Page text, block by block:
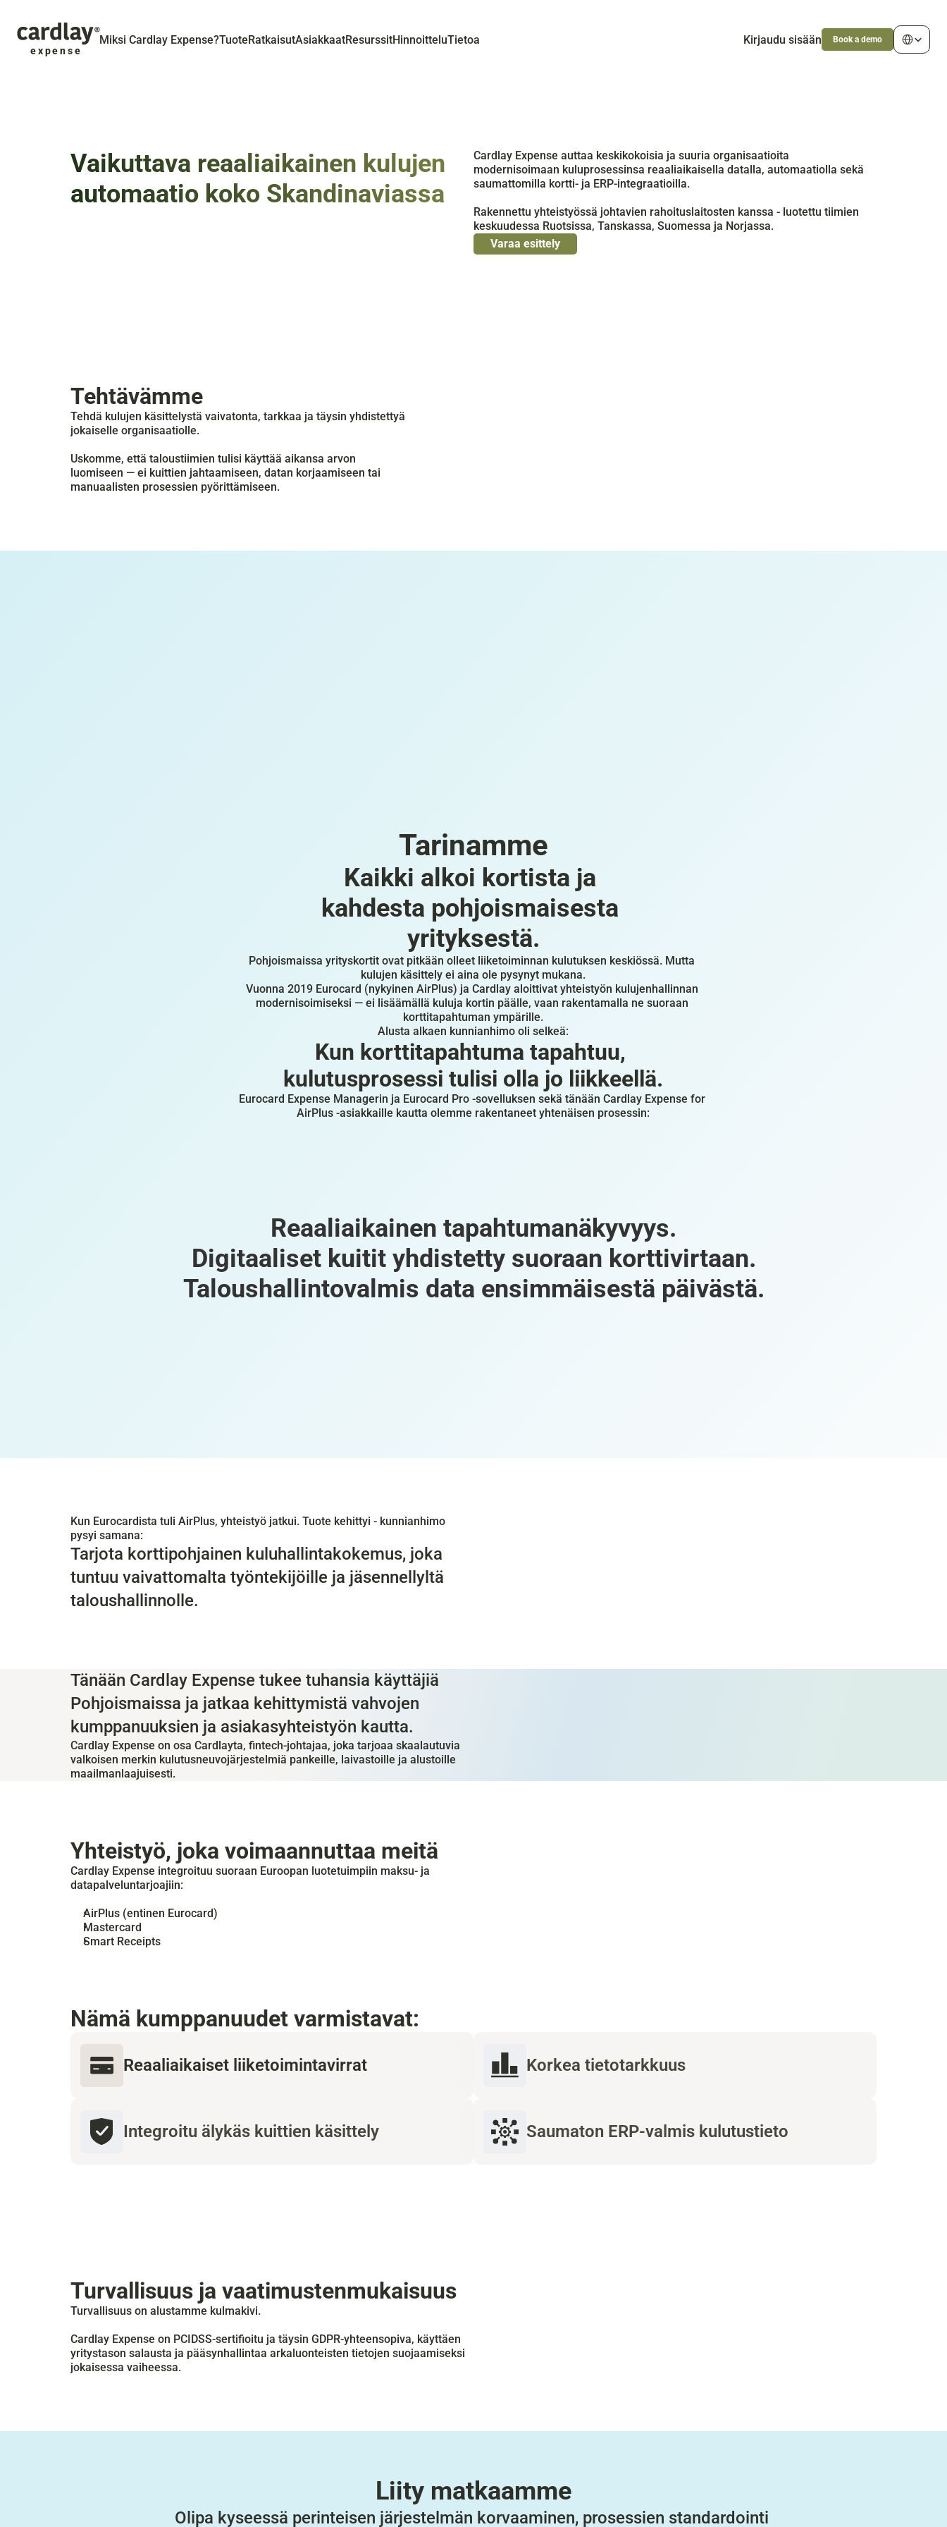
expense
Miksi Cardlay Expense?TuoteRatkaisutAsiakkaatResurssitHinnoitteluTietoa Kirjaudu sisään Book a demo
Select
Vaikuttava reaaliaikainen kulujen
automaatio koko Skandinaviassa
Cardlay Expense auttaa keskikokoisia ja suuria organisaatioita
modernisoimaan kuluprosessinsa reaaliaikaisella datalla, automaatiolla sekä
saumattomilla kortti- ja ERP-integraatioilla.
Rakennettu yhteistyössä johtavien rahoituslaitosten kanssa - luotettu tiimien
keskuudessa Ruotsissa, Tanskassa, Suomessa ja Norjassa.
Varaa esittely
Tehtävämme
Tehdä kulujen käsittelystä vaivatonta, tarkkaa ja täysin yhdistettyä
jokaiselle organisaatiolle.
Uskomme, että taloustiimien tulisi käyttää aikansa arvon
luomiseen — ei kuittien jahtaamiseen, datan korjaamiseen tai
manuaalisten prosessien pyörittämiseen.
Tarinamme
Kaikki alkoi kortista ja
kahdesta pohjoismaisesta
yrityksestä.
Pohjoismaissa yrityskortit ovat pitkään olleet liiketoiminnan kulutuksen keskiössä. Mutta
kulujen käsittely ei aina ole pysynyt mukana.
Vuonna 2019 Eurocard (nykyinen AirPlus) ja Cardlay aloittivat yhteistyön kulujenhallinnan
modernisoimiseksi — ei lisäämällä kuluja kortin päälle, vaan rakentamalla ne suoraan
korttitapahtuman ympärille.
Alusta alkaen kunnianhimo oli selkeä:
Kun korttitapahtuma tapahtuu,
kulutusprosessi tulisi olla jo liikkeellä.
Eurocard Expense Managerin ja Eurocard Pro -sovelluksen sekä tänään Cardlay Expense for
AirPlus -asiakkaille kautta olemme rakentaneet yhtenäisen prosessin:
Reaaliaikainen tapahtumanäkyvyys.
Digitaaliset kuitit yhdistetty suoraan korttivirtaan.
Taloushallintovalmis data ensimmäisestä päivästä.
Kun Eurocardista tuli AirPlus, yhteistyö jatkui. Tuote kehittyi - kunnianhimo
pysyi samana:
Tarjota korttipohjainen kuluhallintakokemus, joka
tuntuu vaivattomalta työntekijöille ja jäsennellyltä
taloushallinnolle.
Tänään Cardlay Expense tukee tuhansia käyttäjiä
Pohjoismaissa ja jatkaa kehittymistä vahvojen
kumppanuuksien ja asiakasyhteistyön kautta.
Cardlay Expense on osa Cardlayta, fintech-johtajaa, joka tarjoaa skaalautuvia
valkoisen merkin kulutusneuvojärjestelmiä pankeille, laivastoille ja alustoille
maailmanlaajuisesti.
Yhteistyö, joka voimaannuttaa meitä
Cardlay Expense integroituu suoraan Euroopan luotetuimpiin maksu- ja
datapalveluntarjoajiin:
AirPlus (entinen Eurocard)
Mastercard
Smart Receipts
Nämä kumppanuudet varmistavat:
Reaaliaikaiset liiketoimintavirrat Korkea tietotarkkuus
Integroitu älykäs kuittien käsittely Saumaton ERP-valmis kulutustieto
Turvallisuus ja vaatimustenmukaisuus
Turvallisuus on alustamme kulmakivi.
Cardlay Expense on PCIDSS-sertifioitu ja täysin GDPR-yhteensopiva, käyttäen
yritystason salausta ja pääsynhallintaa arkaluonteisten tietojen suojaamiseksi
jokaisessa vaiheessa.
Liity matkaamme
Olipa kyseessä perinteisen järjestelmän korvaaminen, prosessien standardointi